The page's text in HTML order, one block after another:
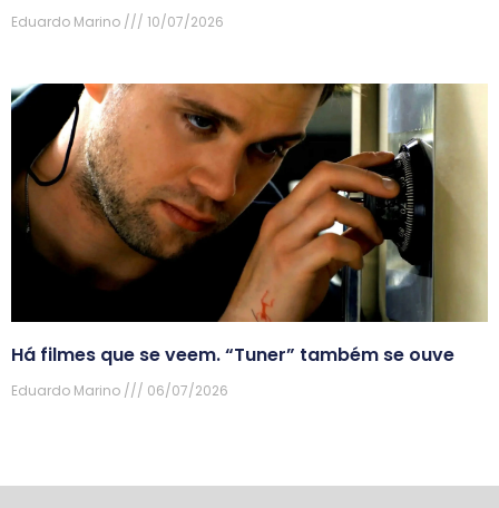
Eduardo Marino 10/07/2026
Há filmes que se veem. “Tuner” também se ouve
Eduardo Marino 06/07/2026